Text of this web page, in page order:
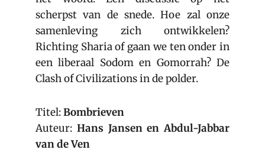
scherpst van de snede. Hoe zal onze
samenleving zich ontwikkelen?
Richting Sharia of gaan we ten onder in
een liberaal Sodom en Gomorrah? De
Clash of Civilizations in de polder.
Titel:Bombrieven
Auteur: Hans Jansen en Abdul-Jabbar
van de Ven